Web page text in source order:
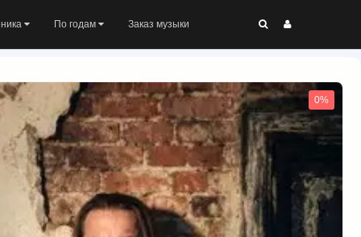
По годам Заказ музыки
0%